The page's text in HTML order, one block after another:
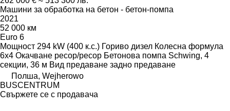
Машини за обработка на бетон - бетон-помпа
2021
52 000 км
Euro 6
Мощност 294 kW (400 к.с.) Гориво дизел Колесна формула
6x4 Окачване ресор/ресор Бетонова помпа Schwing, 4
секции, 36 м Вид предаване задно предаване
Полша, Wejherowo
BUSCENTRUM
Свържете се с продавача